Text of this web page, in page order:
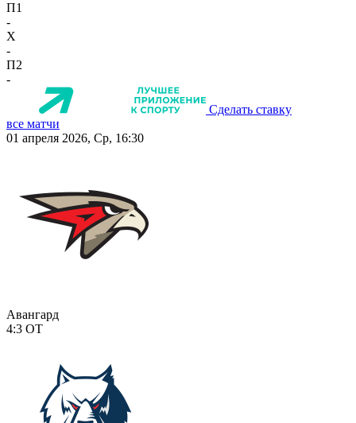
П1
-
X
-
П2
-
Сделать ставку
все матчи
01 апреля 2026, Ср, 16:30
Авангард
4:3 ОТ